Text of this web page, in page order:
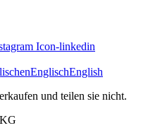
Icon-linkedin
enEnglischEnglish
und teilen sie nicht.